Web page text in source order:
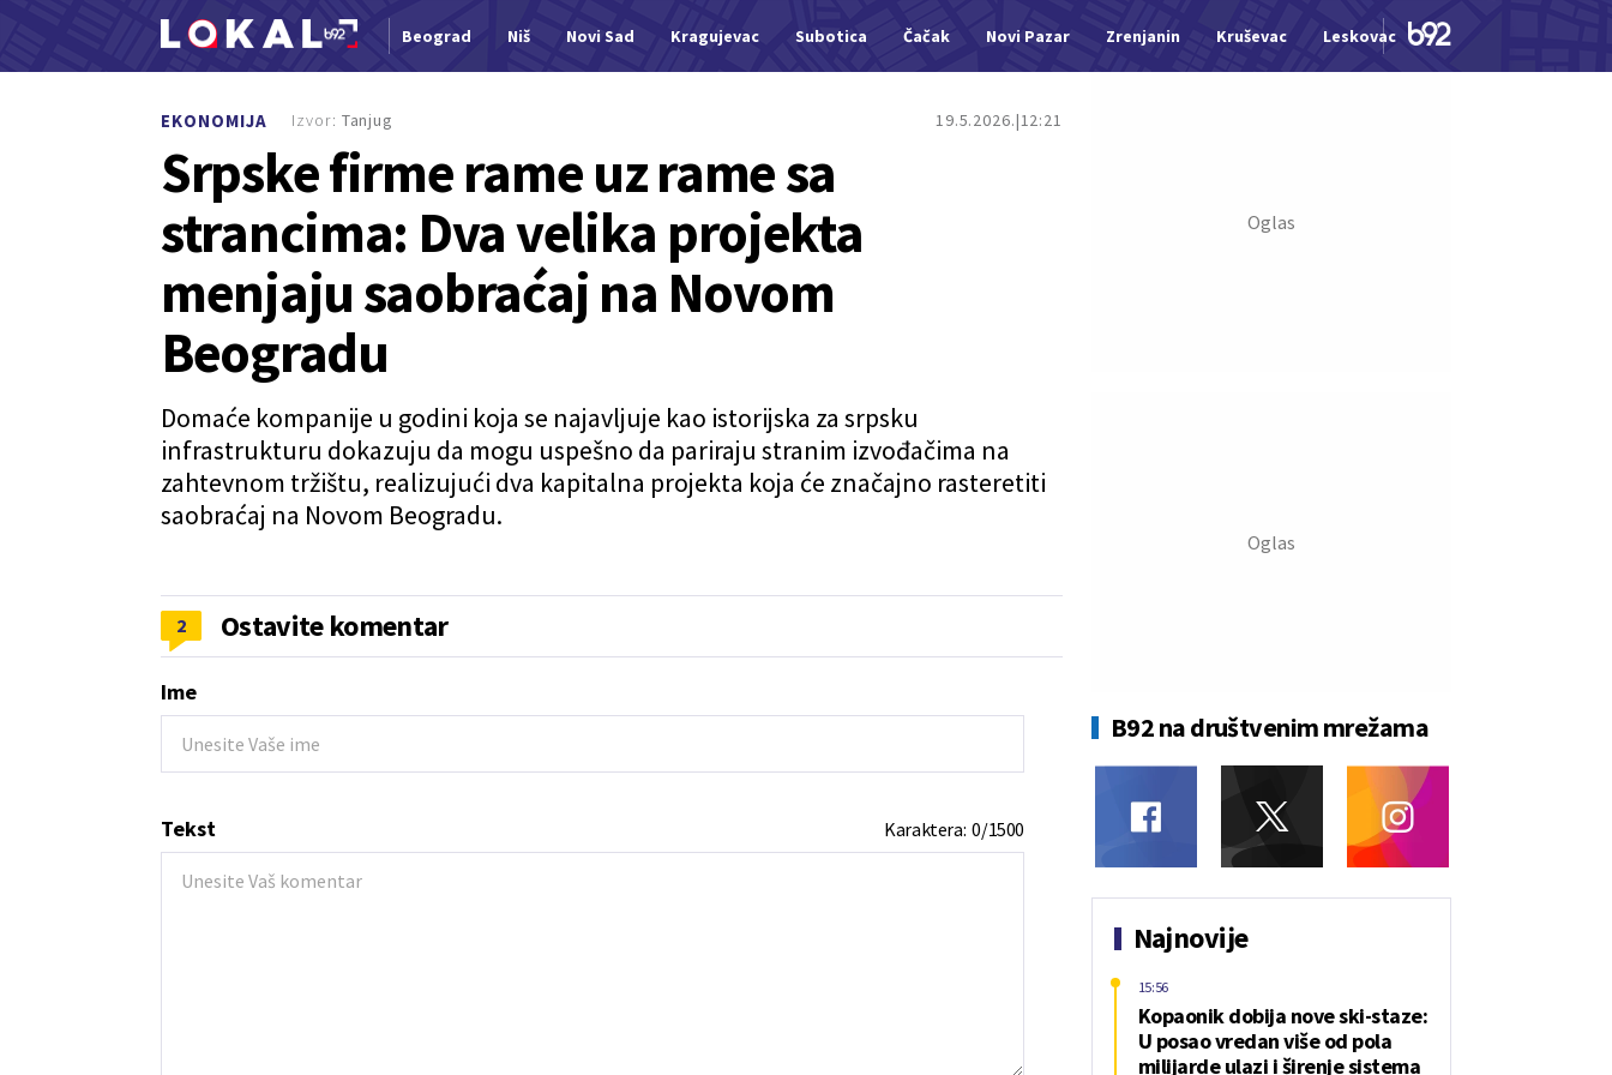
Beograd Niš Novi Sad Kragujevac Subotica Čačak Novi Pazar Zrenjanin Kruševac Leskovac Jagodina
EKONOMIJA 19.5.2026. 12:21
Srpske firme rame uz rame sa
strancima: Dva velika projekta
menjaju saobraćaj na Novom
Beogradu
Domaće kompanije u godini koja se najavljuje kao istorijska za srpsku
infrastrukturu dokazuju da mogu uspešno da pariraju stranim izvođačima na
zahtevnom tržištu, realizujući dva kapitalna projekta koja će značajno rasteretiti
saobraćaj na Novom Beogradu.
Izvor: Tanjug
2 Ostavite komentar
Ime
Tekst Karaktera:0/1500
B92 na društvenim mrežama
Najnovije
Kopaonik dobija nove ski-staze:
U posao vredan više od pola
milijarde ulazi i širenje sistema
15:56